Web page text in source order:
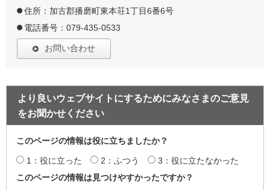
住所：加古郡播磨町東本荘1丁目6番6号
電話番号：079-435-0533
お問い合わせ
より良いウェブサイトにするためにみなさまのご意見
をお聞かせください
このページの情報は役に立ちましたか？
1：役に立った 2：ふつう
3：役に立たなかった
このページの情報は見つけやすかったですか？